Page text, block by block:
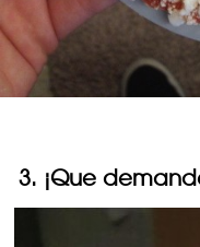
3. ¡Que